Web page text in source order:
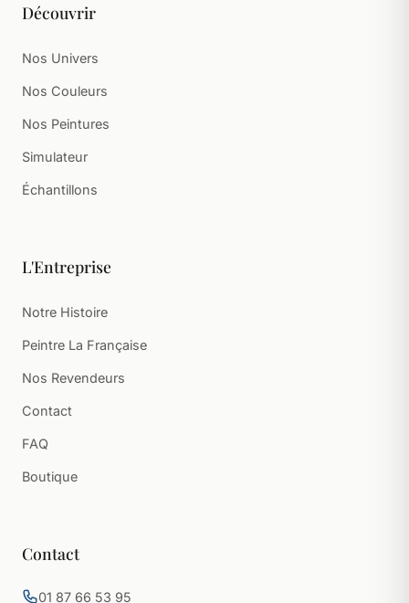
Découvrir
Nos Univers
Nos Couleurs
Nos Peintures
Simulateur
Échantillons
L'Entreprise
Notre Histoire
Peintre La Française
Nos Revendeurs
Contact
FAQ
Boutique
Contact
01 87 66 53 95